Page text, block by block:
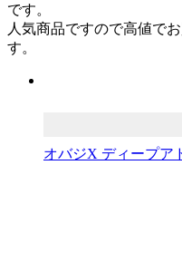
です。
人気商品ですので高値で
す。
オバジX ディープア